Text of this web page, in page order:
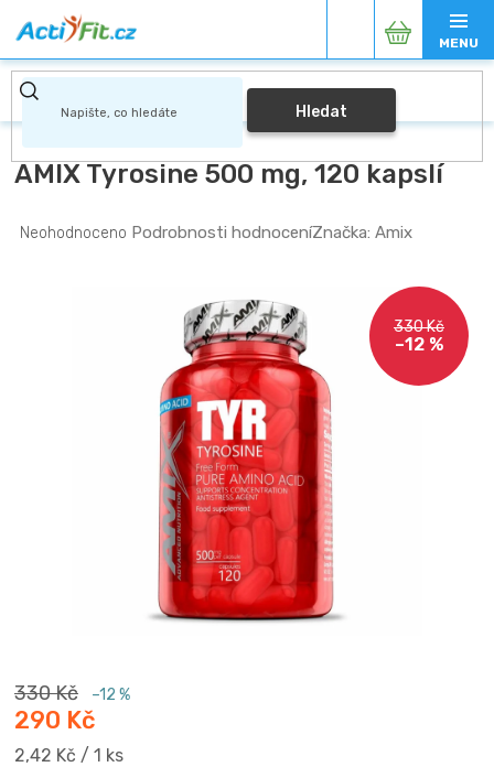
na
obsah
Hledat
Nákupní
košík
AMIX Tyrosine 500 mg, 120 kapslí
Průměrné
Neohodnoceno Podrobnosti hodnoceníZnačka: Amix
330 Kč
–12 %
330 Kč –12 %
290 Kč
Měrná
2,42 Kč / 1 ks